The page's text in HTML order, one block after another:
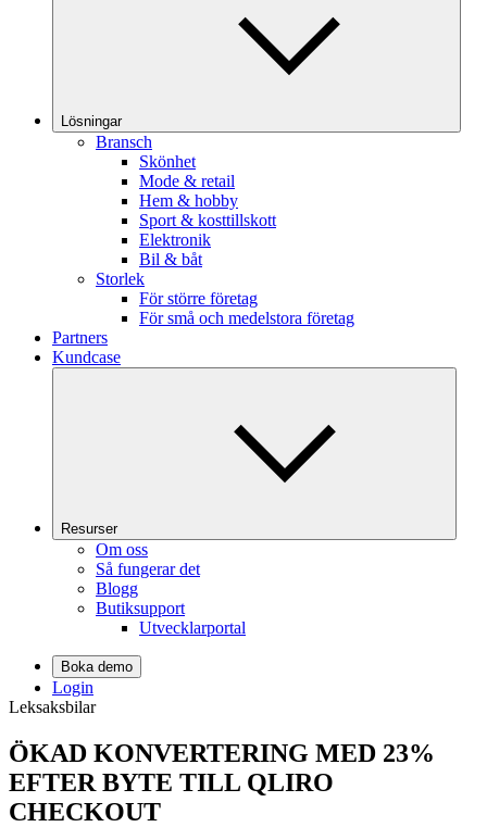
Lösningar
Bransch
Skönhet
Mode & retail
Hem & hobby
Sport & kosttillskott
Elektronik
Bil & båt
Storlek
För större företag
För små och medelstora företag
Partners
Kundcase
Resurser
Om oss
Så fungerar det
Blogg
Butiksupport
Utvecklarportal
Boka demo
Login
Leksaksbilar
ÖKAD KONVERTERING MED 23%
EFTER BYTE TILL QLIRO
CHECKOUT